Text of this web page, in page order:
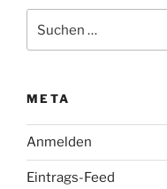
nach:
META
Anmelden
Eintrags-Feed